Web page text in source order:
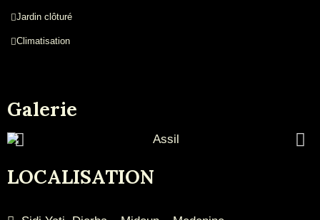
Jardin clôturé
Climatisation
Galerie
LOCALISATION